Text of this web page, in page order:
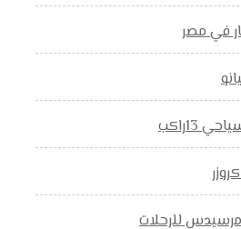
في مصر
13راكب
مرسيدس للرحلات